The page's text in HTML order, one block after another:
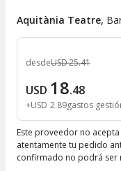
Aquitània Teatre,
desdeUSD25.41
USD 18.48
+USD 2.89gastos
Este proveedor no
atentamente tu pedido
confirmado no podrá ser